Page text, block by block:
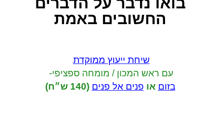
החשובים באמת
שיחת ייעוץ ממוקדת
עם ראש המכון / מומחה ספציפי-
בזום או פנים אל פנים (140 ש״ח)